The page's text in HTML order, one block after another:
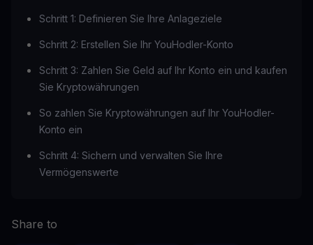
Schritt 1: Definieren Sie Ihre Anlageziele
Schritt 2: Erstellen Sie Ihr YouHodler-Konto
Schritt 3: Zahlen Sie Geld auf Ihr Konto ein und kaufen
Sie Kryptowährungen
So zahlen Sie Kryptowährungen auf Ihr YouHodler-
Konto ein
Schritt 4: Sichern und verwalten Sie Ihre
Vermögenswerte
Share to